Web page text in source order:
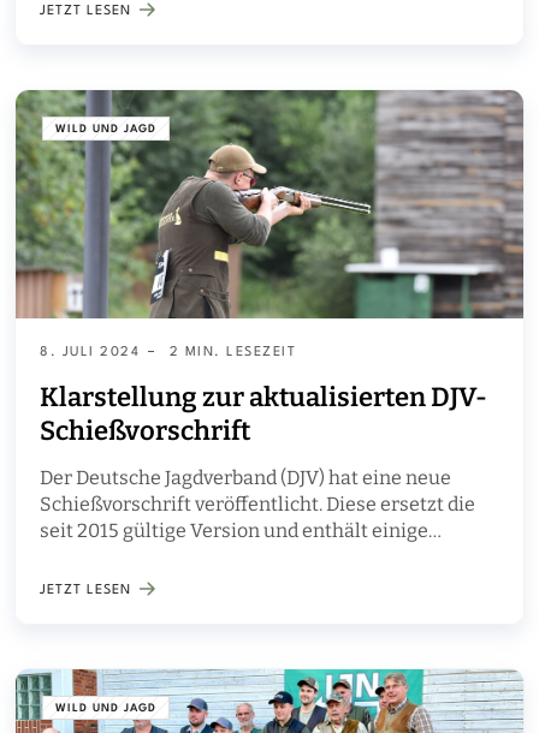
JETZT LESEN
WILD UND JAGD
8. JULI 2024 2 MIN. LESEZEIT
Klarstellung zur aktualisierten DJV-
Schießvorschrift
Der Deutsche Jagdverband (DJV) hat eine neue
Schießvorschrift veröffentlicht. Diese ersetzt die
seit 2015 gültige Version und enthält einige
JETZT LESEN
WILD UND JAGD